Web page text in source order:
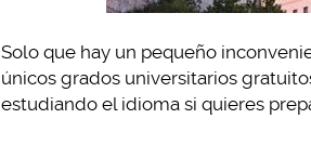
Solo que hay un pequeño
únicos grados universitarios
estudiando el idioma si quieres